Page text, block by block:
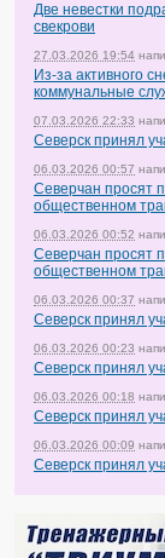
Две невестки
свекрови
27.03.2026 19:54
Из-за активного
коммунальные
07.03.2026 22:33
Северск принял
06.03.2026 00:57
Северчан просят
общественном
06.03.2026 00:52
Северчан просят
общественном
06.03.2026 00:37
Северск принял
06.03.2026 00:23
Северск принял
06.03.2026 00:18
Северск принял
06.03.2026 00:09
Северск принял